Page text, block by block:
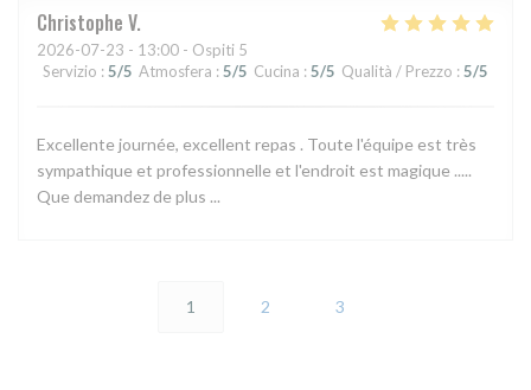
Christophe V
2026-07-23 - 13:00 - Ospiti 5
Servizio : 5/5 Atmosfera : 5/5 Cucina : 5/5 Qualità / Prezzo : 5/5
Excellente journée, excellent repas . Toute l'équipe est très
sympathique et professionnelle et l'endroit est magique .....
Que demandez de plus ...
1 2 3